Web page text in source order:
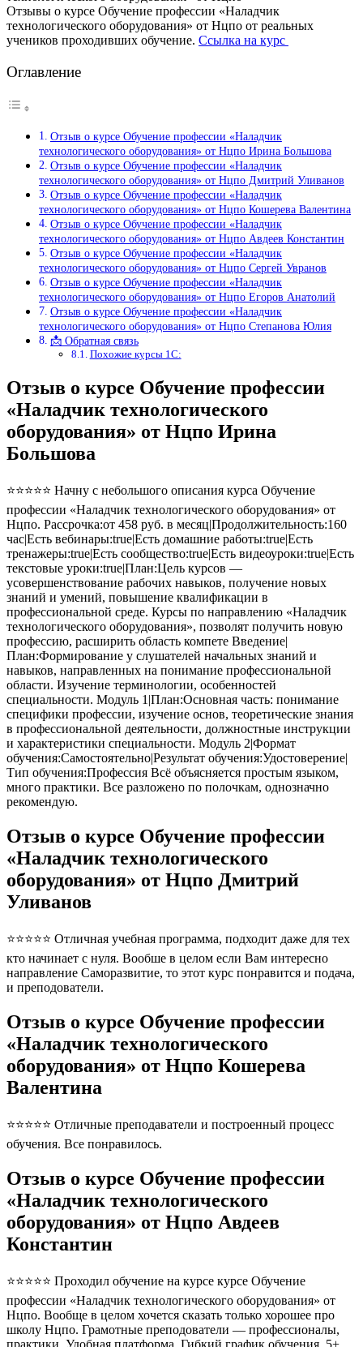
Отзывы о курсе Обучение профессии «Наладчик
технологического оборудования» от Нцпо от реальных
учеников проходивших обучение. Ссылка на курс
Оглавление
Отзыв о курсе Обучение профессии «Наладчик
технологического оборудования» от Нцпо Ирина Большова
Отзыв о курсе Обучение профессии «Наладчик
технологического оборудования» от Нцпо Дмитрий Уливанов
Отзыв о курсе Обучение профессии «Наладчик
технологического оборудования» от Нцпо Кошерева Валентина
Отзыв о курсе Обучение профессии «Наладчик
технологического оборудования» от Нцпо Авдеев Константин
Отзыв о курсе Обучение профессии «Наладчик
технологического оборудования» от Нцпо Сергей Увранов
Отзыв о курсе Обучение профессии «Наладчик
технологического оборудования» от Нцпо Егоров Анатолий
Отзыв о курсе Обучение профессии «Наладчик
технологического оборудования» от Нцпо Степанова Юлия
📩 Обратная связь
Похожие курсы 1С:
Отзыв о курсе Обучение профессии
«Наладчик технологического
оборудования» от Нцпо Ирина
Большова
⭐⭐⭐⭐⭐ Начну с небольшого описания курса Обучение
профессии «Наладчик технологического оборудования» от
Нцпо. Рассрочка:от 458 руб. в месяц|Продолжительность:160
час|Есть вебинары:true|Есть домашние работы:true|Есть
тренажеры:true|Есть сообщество:true|Есть видеоуроки:true|Есть
текстовые уроки:true|План:Цель курсов —
усовершенствование рабочих навыков, получение новых
знаний и умений, повышение квалификации в
профессиональной среде. Курсы по направлению «Наладчик
технологического оборудования», позволят получить новую
профессию, расширить область компете Введение|
План:Формирование у слушателей начальных знаний и
навыков, направленных на понимание профессиональной
области. Изучение терминологии, особенностей
специальности. Модуль 1|План:Основная часть: понимание
специфики профессии, изучение основ, теоретические знания
в профессиональной деятельности, должностные инструкции
и характеристики специальности. Модуль 2|Формат
обучения:Самостоятельно|Результат обучения:Удостоверение|
Тип обучения:Профессия Всё объясняется простым языком,
много практики. Все разложено по полочкам, однозначно
рекомендую.
Отзыв о курсе Обучение профессии
«Наладчик технологического
оборудования» от Нцпо Дмитрий
Уливанов
⭐⭐⭐⭐⭐ Отличная учебная программа, подходит даже для тех
кто начинает с нуля. Вообше в целом если Вам интересно
направление Саморазвитие, то этот курс понравится и подача,
и преподователи.
Отзыв о курсе Обучение профессии
«Наладчик технологического
оборудования» от Нцпо Кошерева
Валентина
⭐⭐⭐⭐⭐ Отличные преподаватели и построенный процесс
обучения. Все понравилось.
Отзыв о курсе Обучение профессии
«Наладчик технологического
оборудования» от Нцпо Авдеев
Константин
⭐⭐⭐⭐⭐ Проходил обучение на курсе курсе Обучение
профессии «Наладчик технологического оборудования» от
Нцпо. Вообще в целом хочется сказать только хорошее про
школу Нцпо. Грамотные преподователи — профессионалы,
практики. Удобная платформа. Гибкий график обучения. 5+